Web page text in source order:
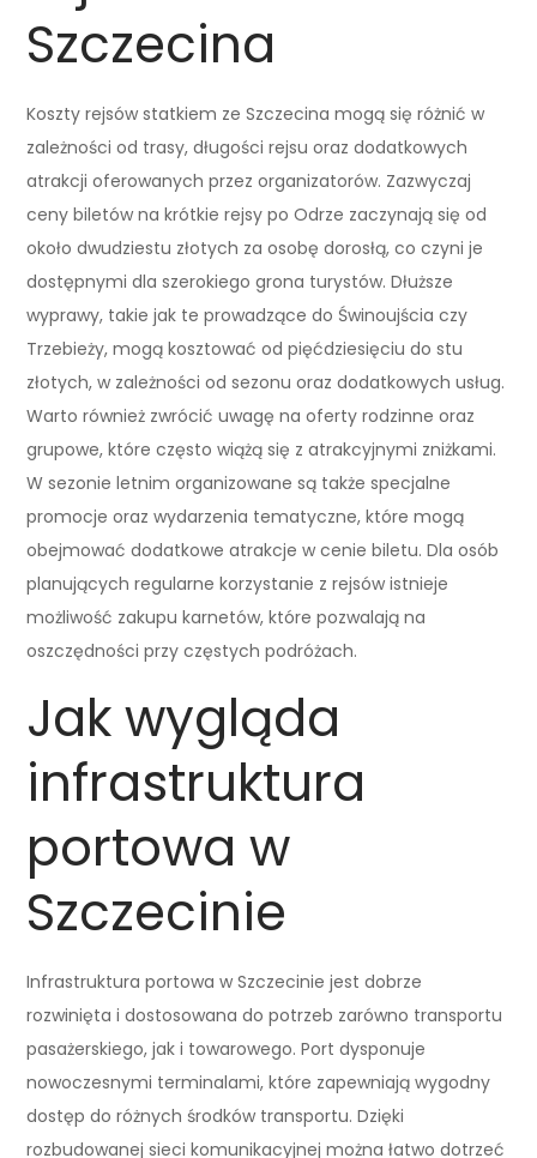
Szczecina
Koszty rejsów statkiem ze Szczecina mogą się różnić w
zależności od trasy, długości rejsu oraz dodatkowych
atrakcji oferowanych przez organizatorów. Zazwyczaj
ceny biletów na krótkie rejsy po Odrze zaczynają się od
około dwudziestu złotych za osobę dorosłą, co czyni je
dostępnymi dla szerokiego grona turystów. Dłuższe
wyprawy, takie jak te prowadzące do Świnoujścia czy
Trzebieży, mogą kosztować od pięćdziesięciu do stu
złotych, w zależności od sezonu oraz dodatkowych usług.
Warto również zwrócić uwagę na oferty rodzinne oraz
grupowe, które często wiążą się z atrakcyjnymi zniżkami.
W sezonie letnim organizowane są także specjalne
promocje oraz wydarzenia tematyczne, które mogą
obejmować dodatkowe atrakcje w cenie biletu. Dla osób
planujących regularne korzystanie z rejsów istnieje
możliwość zakupu karnetów, które pozwalają na
oszczędności przy częstych podróżach.
Jak wygląda
infrastruktura
portowa w
Szczecinie
Infrastruktura portowa w Szczecinie jest dobrze
rozwinięta i dostosowana do potrzeb zarówno transportu
pasażerskiego, jak i towarowego. Port dysponuje
nowoczesnymi terminalami, które zapewniają wygodny
dostęp do różnych środków transportu. Dzięki
rozbudowanej sieci komunikacyjnej można łatwo dotrzeć